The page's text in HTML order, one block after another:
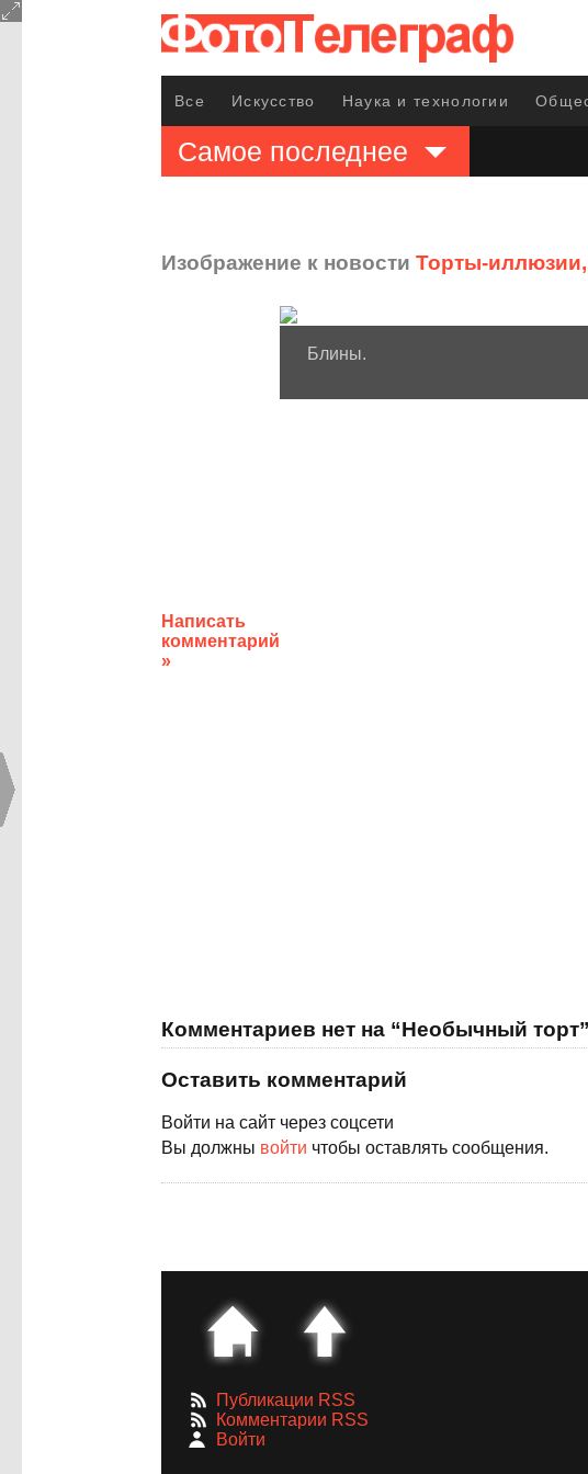
Все Искусство Наука и технологии
Самое последнее
Изображение к новости Торты-
Написать
комментарий
»
Блины.
Комментариев нет на “Необычный торт”
Оставить комментарий
Войти на сайт через соцсети
Вы должны войти чтобы оставлять сообщения.
Публикации RSS
Комментарии RSS
Войти